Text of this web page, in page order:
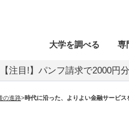
大学を調べる 専
【注目!】パンフ請求で2000円
の進路>時代に沿った、よりよい金融サービ